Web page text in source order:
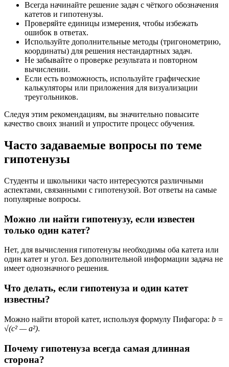
Всегда начинайте решение задач с чёткого обозначения
катетов и гипотенузы.
Проверяйте единицы измерения, чтобы избежать
ошибок в ответах.
Используйте дополнительные методы (тригонометрию,
координаты) для решения нестандартных задач.
Не забывайте о проверке результата и повторном
вычислении.
Если есть возможность, используйте графические
калькуляторы или приложения для визуализации
треугольников.
Следуя этим рекомендациям, вы значительно повысите
качество своих знаний и упростите процесс обучения.
Часто задаваемые вопросы по теме
гипотенузы
Студенты и школьники часто интересуются различными
аспектами, связанными с гипотенузой. Вот ответы на самые
популярные вопросы.
Можно ли найти гипотенузу, если известен
только один катет?
Нет, для вычисления гипотенузы необходимы оба катета или
один катет и угол. Без дополнительной информации задача не
имеет однозначного решения.
Что делать, если гипотенуза и один катет
известны?
Можно найти второй катет, используя формулу Пифагора: b =
√(c² — a²).
Почему гипотенуза всегда самая длинная
сторона?